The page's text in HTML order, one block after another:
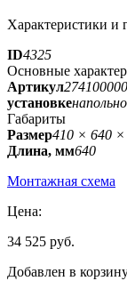
Характеристики и
ID4325
Основные
Артикул274100000
установке
Габариты
Размер410 × 640
Длина, мм640
Монтажная схема
Цена:
34 525 руб.
Добавлен в